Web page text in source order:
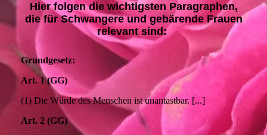
Hier folgen die wichtigsten Paragraphen,
die für Schwangere und gebärende Frauen
relevant sind:
Grundgesetz:
Art. 1 (GG)
(1) Die Würde des Menschen ist unantastbar. [...]
Art. 2 (GG)